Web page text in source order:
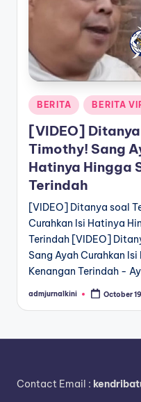
a
T
e
k
n
Posted
in
BERITA BERITA
[VIDEO]
Timothy! Sang
Hatinya Hingga
Terindah
[VIDEO] Ditanya soal
Curahkan Isi Hatinya
Terindah [VIDEO]
Sang Ayah Curahkan
Kenangan Terindah -
Posted
admjurnalkini October
Contact Email :